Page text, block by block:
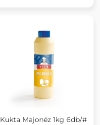
Kukta Majonéz 1kg 6db/#